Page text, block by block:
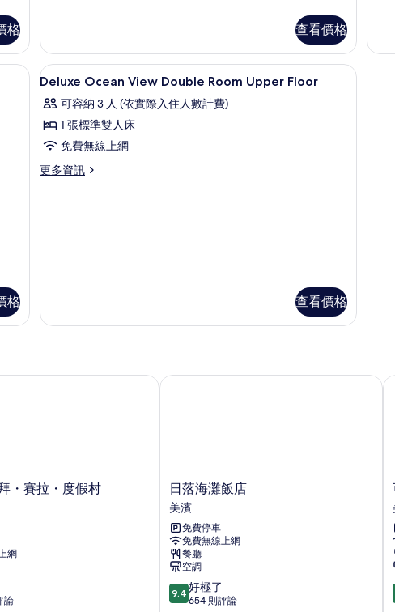
格
灘
景
觀
(High
Floor
8-
10F)
人
房,
非
吸
煙
海
灘
觀
查看價格
身
雙
熨斗/熨衣板
格
顯
示
Deluxe
Ocean
View
Double
片
客房內保險箱、書桌、隔音、熨斗/熨衣板
1
Deluxe Ocean View Double Room Upper Floor
可容納 3 人 (依實際入住人數計費)
1 張標準雙人床
免費無線上網
更多資訊
更
詳
情
查看價格
・賽拉・度假村
網
論
賽拉・度假村
日
落
海
灘
飯
店
美
濱
日落海灘飯店
美濱
免費停車
免費無線上網
餐廳
空調
9.4
分，
9.4 好極了
654 則評論
日落海灘飯店